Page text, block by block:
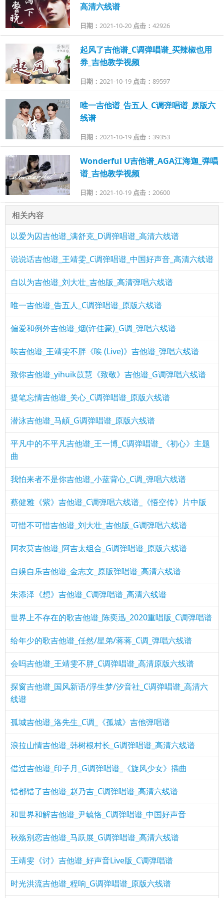
高清六线谱
日期： 2021-10-20 点击： 42926
起风了吉他谱_C调弹唱谱_买辣椒也用
券_吉他教学视频
日期： 2021-10-19 点击： 89597
唯一吉他谱_告五人_C调弹唱谱_原版六
线谱
日期： 2021-10-19 点击： 39353
Wonderful U吉他谱_AGA江海迦_弹唱
谱_吉他教学视频
日期： 2021-10-19 点击： 20600
相关内容
以爱为囚吉他谱_满舒克_D调弹唱谱_高清六线谱
说说话吉他谱_王靖雯_C调弹唱谱_中国好声音_高清六线谱
自以为吉他谱_刘大壮_吉他版_高清弹唱六线谱
唯一吉他谱_告五人_C调弹唱谱_原版六线谱
偏爱和例外吉他谱_烟(许佳豪)_G调_弹唱六线谱
唉吉他谱_王靖雯不胖《唉 (Live)》吉他谱_弹唱六线谱
致你吉他谱_yihuik苡慧《致敬》吉他谱_G调弹唱六线谱
提笔忘情吉他谱_关心_C调弹唱谱_原版六线谱
潜泳吉他谱_马頔_G调弹唱谱_原版六线谱
平凡中的不平凡吉他谱_王一博_C调弹唱谱_《初心》主题
曲
我怕来者不是你吉他谱_小蓝背心_C调_弹唱六线谱
蔡健雅《紫》吉他谱_C调弹唱六线谱_《悟空传》片中版
可惜不可惜吉他谱_刘大壮_吉他版_G调弹唱六线谱
阿衣莫吉他谱_阿吉太组合_G调弹唱谱_原版六线谱
自娱自乐吉他谱_金志文_原版弹唱谱_高清六线谱
朱添泽《想》吉他谱_C调弹唱谱_高清六线谱
世界上不存在的歌吉他谱_陈奕迅_2020重唱版_C调弹唱谱
给年少的歌吉他谱_任然/星弟/蒋蒋_C调_弹唱六线谱
会吗吉他谱_王靖雯不胖_C调弹唱谱_高清原版六线谱
探窗吉他谱_国风新语/浮生梦/汐音社_C调弹唱谱_高清六
线谱
孤城吉他谱_洛先生_C调_《孤城》吉他弹唱谱
浪拉山情吉他谱_韩树根村长_G调弹唱谱_高清六线谱
借过吉他谱_印子月_G调弹唱谱_《旋风少女》插曲
错都错了吉他谱_赵乃吉_C调弹唱谱_高清六线谱
和世界和解吉他谱_尹毓恪_C调弹唱谱_中国好声音
秋殇别恋吉他谱_马跃展_G调弹唱谱_高清六线谱
王靖雯《讨》吉他谱_好声音Live版_C调弹唱谱
时光洪流吉他谱_程响_G调弹唱谱_原版六线谱